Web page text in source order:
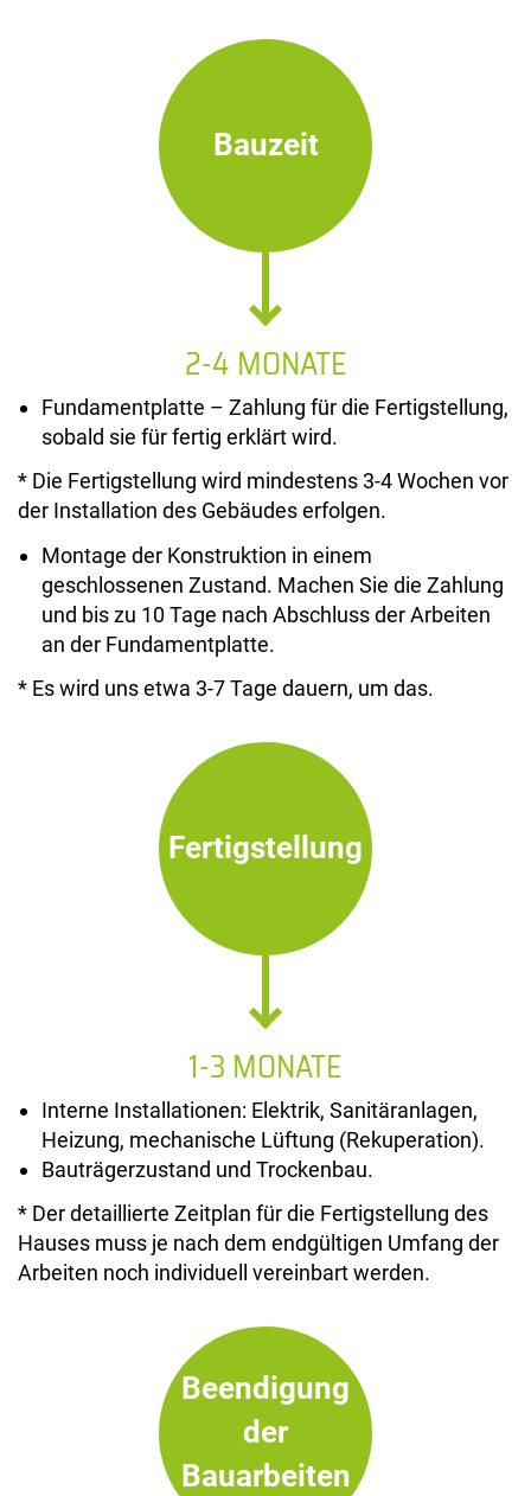
Bauzeit
2-4 MONATE
Fundamentplatte – Zahlung für die Fertigstellung,
sobald sie für fertig erklärt wird.
* Die Fertigstellung wird mindestens 3-4 Wochen vor
der Installation des Gebäudes erfolgen.
Montage der Konstruktion in einem
geschlossenen Zustand. Machen Sie die Zahlung
und bis zu 10 Tage nach Abschluss der Arbeiten
an der Fundamentplatte.
* Es wird uns etwa 3-7 Tage dauern, um das.
Fertigstellung
1-3 MONATE
Interne Installationen: Elektrik, Sanitäranlagen,
Heizung, mechanische Lüftung (Rekuperation).
Bauträgerzustand und Trockenbau.
* Der detaillierte Zeitplan für die Fertigstellung des
Hauses muss je nach dem endgültigen Umfang der
Arbeiten noch individuell vereinbart werden.
Beendigung
der
Bauarbeiten